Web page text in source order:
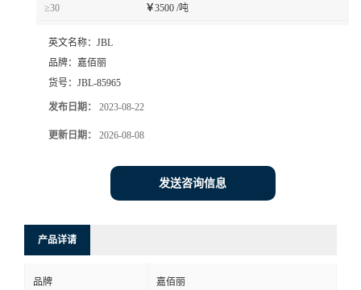
≥30 ￥3500 /吨
英文名称： JBL
品牌： 嘉佰丽
货号： JBL-85965
发布日期： 2023-08-22
更新日期： 2026-08-08
发送咨询信息
产品详请
品牌 嘉佰丽